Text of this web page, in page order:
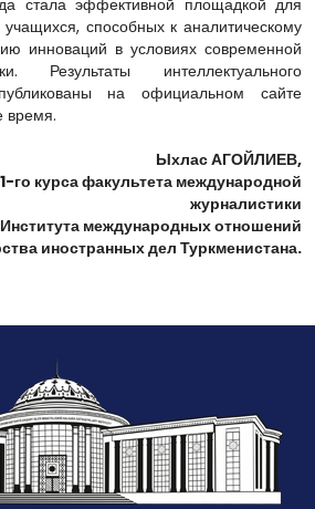
стала эффективной площадкой для
способных к аналитическому
инноваций в условиях современной
Результаты интеллектуального
на официальном сайте
время.
Ыхлас АГОЙЛИЕВ,
го курса факультета международной
журналистики
Института международных отношений
иностранных дел Туркменистана.